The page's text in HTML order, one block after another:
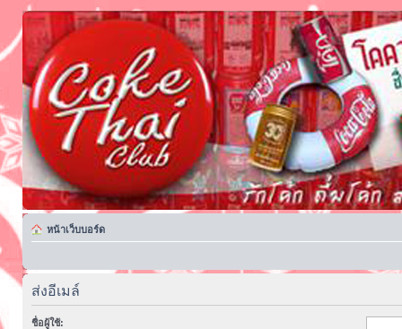
หน้าเว็บบอร์ด
ส่งอีเมล์
ชื่อผู้ใช้: